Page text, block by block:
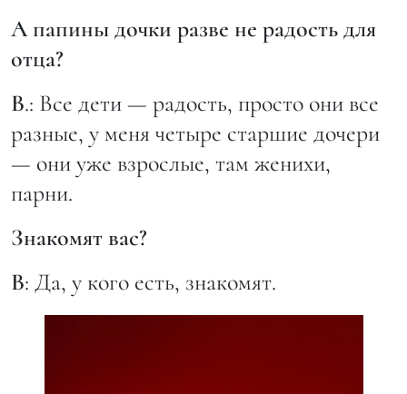
А папины дочки разве не радость для
отца?
В.: Все дети — радость, просто они все
разные, у меня четыре старшие дочери
— они уже взрослые, там женихи,
парни.
Знакомят вас?
В: Да, у кого есть, знакомят.